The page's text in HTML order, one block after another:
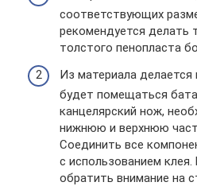
соответствующих
рекомендуется делать
толстого пенопласта
Из материала
будет помещаться
канцелярский нож,
нижнюю и верхнюю
Соединить все
с использованием
обратить внимание на